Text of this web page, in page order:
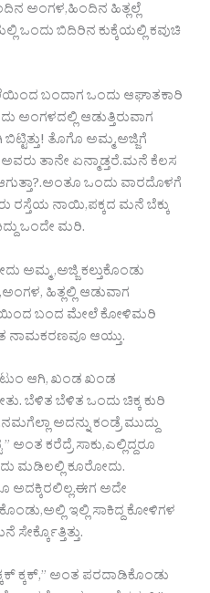
ಅಂಗಳ,ಹಿಂದಿನ ಹಿತ್ಲಲ್ಲೆ
ಒಂದು ಬಿದಿರಿನ ಕುಕ್ಕೆಯಲ್ಲಿ ಕವುಚಿ
ಬಂದಾಗ ಒಂದು ಆಘಾತಕಾರಿ
ಅಂಗಳದಲ್ಲಿ ಆಡುತ್ತಿರುವಾಗ
ತೊಗೊ ಅಮ್ಮ,ಅಜ್ಜಿಗೆ
ತಾನೇ ಏನ್ಮಾಡ್ತರೆ.ಮನೆ ಕೆಲಸ
ಒಂದು ವಾರದೊಳಗೆ
ರಸ್ತೆಯ ನಾಯಿ,ಪಕ್ಕದ ಮನೆ ಬೆಕ್ಕು
ಒಂದೇ ಮರಿ.
ಅಮ್ಮ ,ಅಜ್ಜಿ ಕಲ್ತುಕೊಂಡು
ಹಿತ್ಲಲ್ಲಿ ಆಡುವಾಗ
ಬಂದ ಮೇಲೆ ಕೋಳಿಮರಿ
ನಾಮಕರಣವೂ ಆಯ್ತು.
ಟುಂ ಆಗಿ, ಖಂಡ ಖಂಡ
ಬೆಳಿತ ಬೆಳಿತ ಒಂದು ಚಿಕ್ಕ ಕುರಿ
ಅದನ್ನು ಕಂಡ್ರೆ ಮುದ್ದು
” ಅಂತ ಕರೆದ್ರೆ ಸಾಕು,ಎಲ್ಲಿದ್ದರೂ
ಮಡಿಲಲ್ಲಿ ಕೂರೋದು.
ಅದಕ್ಕಿರಲಿಲ್ಲ.ಈಗ ಅದೇ
ಇಲ್ಲಿ ಸಾಕಿದ್ದ ಕೋಳಿಗಳ
ಕ್ಕಕ್,” ಅಂತ ಪರದಾಡಿಕೊಂಡು